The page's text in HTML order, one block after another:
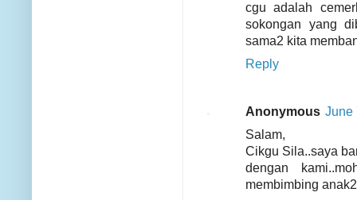
cgu adalah
sokongan yang
sama2 kita
Reply
Anonymous June
Salam,
Cikgu Sila..saya
dengan
membimbing